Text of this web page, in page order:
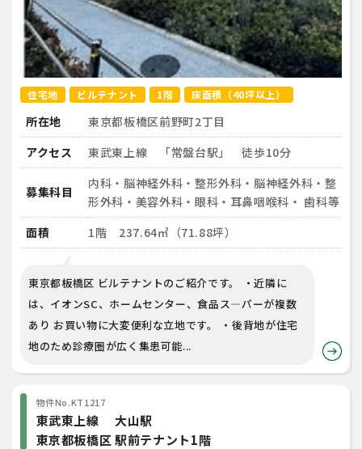
住宅地 ビルテナント 1階 床面積（40坪以上）
所在地
東京都板橋区前野町2丁目
アクセス
東武東上線 「常盤台駅」 徒歩10分
募集科目
内科・脳神経外科・整形外科・脳神経外科・整
形外科・美容外科・眼科・耳鼻咽喉科・ 歯科等
面積
1階 237.64㎡（71.88坪）
東京都板橋区 ビルテナントのご紹介です。 ・近隣に
は、イオンSC、ホームセンター、食品ス―パーが複数
あり お買い物に大変便利な立地です。 ・後背地が住宅
地のため診療圏が広く集患可能...
物件No.KT1217
東武東上線 大山駅
東京都板橋区 駅前テナント1階